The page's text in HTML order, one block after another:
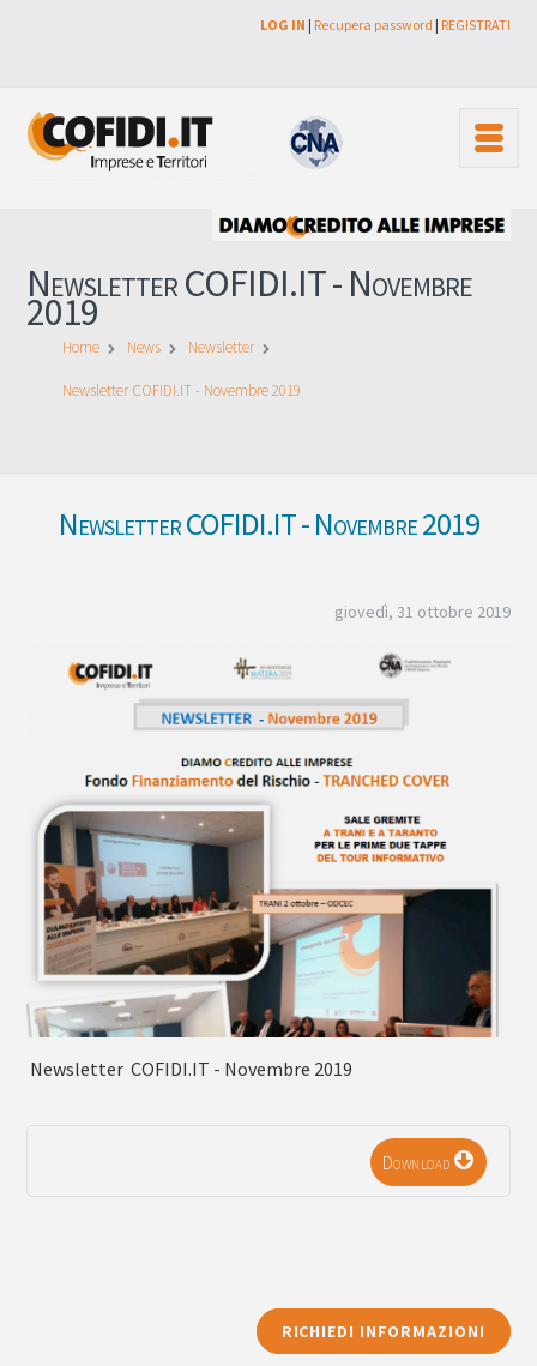
LOG IN | Recupera password | REGISTRATI
Newsletter COFIDI.IT - Novembre
2019
Home News Newsletter
Newsletter COFIDI.IT - Novembre 2019
Newsletter COFIDI.IT - Novembre 2019
giovedì, 31 ottobre 2019
Newsletter COFIDI.IT - Novembre 2019
Download
RICHIEDI INFORMAZIONI